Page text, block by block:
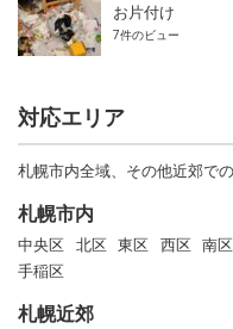
お片付け
7件のビュー
対応エリア
札幌市内全域、その他近郊で
札幌市内
中央区 北区 東区 西区 南区
手稲区
札幌近郊